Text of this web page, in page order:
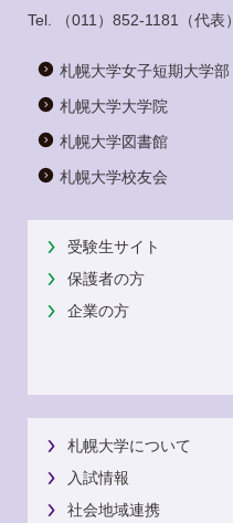
Tel.
（011）852-1181 （代表）
札幌大学女子短期大学部
札幌大学大学院
札幌大学図書館
札幌大学校友会
受験生サイト
保護者の方
企業の方
札幌大学について
入試情報
社会地域連携